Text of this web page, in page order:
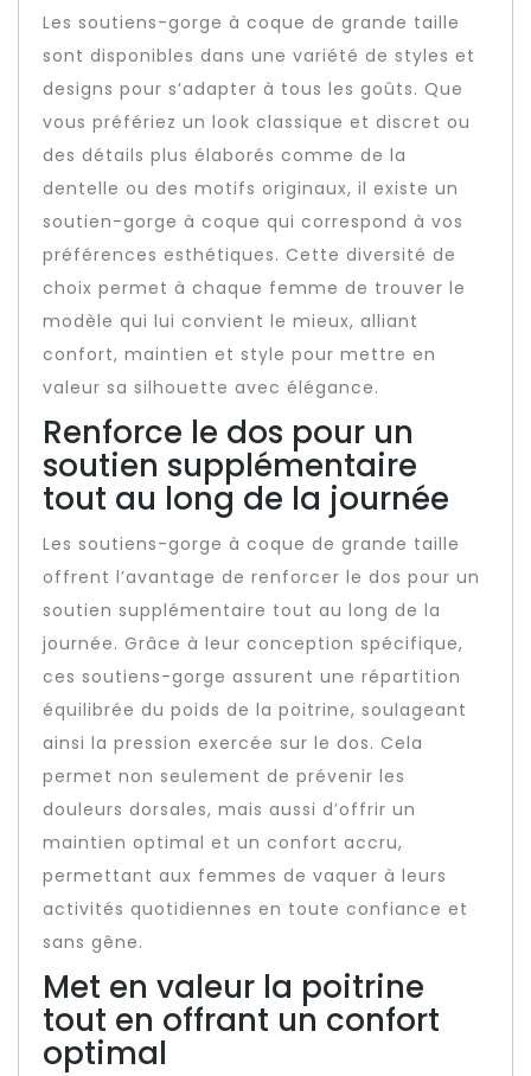
Les soutiens-gorge à coque de grande taille
sont disponibles dans une variété de styles et
designs pour s’adapter à tous les goûts. Que
vous préfériez un look classique et discret ou
des détails plus élaborés comme de la
dentelle ou des motifs originaux, il existe un
soutien-gorge à coque qui correspond à vos
préférences esthétiques. Cette diversité de
choix permet à chaque femme de trouver le
modèle qui lui convient le mieux, alliant
confort, maintien et style pour mettre en
valeur sa silhouette avec élégance.
Renforce le dos pour un
soutien supplémentaire
tout au long de la journée
Les soutiens-gorge à coque de grande taille
offrent l’avantage de renforcer le dos pour un
soutien supplémentaire tout au long de la
journée. Grâce à leur conception spécifique,
ces soutiens-gorge assurent une répartition
équilibrée du poids de la poitrine, soulageant
ainsi la pression exercée sur le dos. Cela
permet non seulement de prévenir les
douleurs dorsales, mais aussi d’offrir un
maintien optimal et un confort accru,
permettant aux femmes de vaquer à leurs
activités quotidiennes en toute confiance et
sans gêne.
Met en valeur la poitrine
tout en offrant un confort
optimal